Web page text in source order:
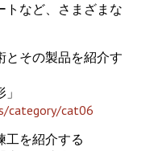
トなど、さまざまな
とその製品を紹介す
category/cat06
工を紹介する